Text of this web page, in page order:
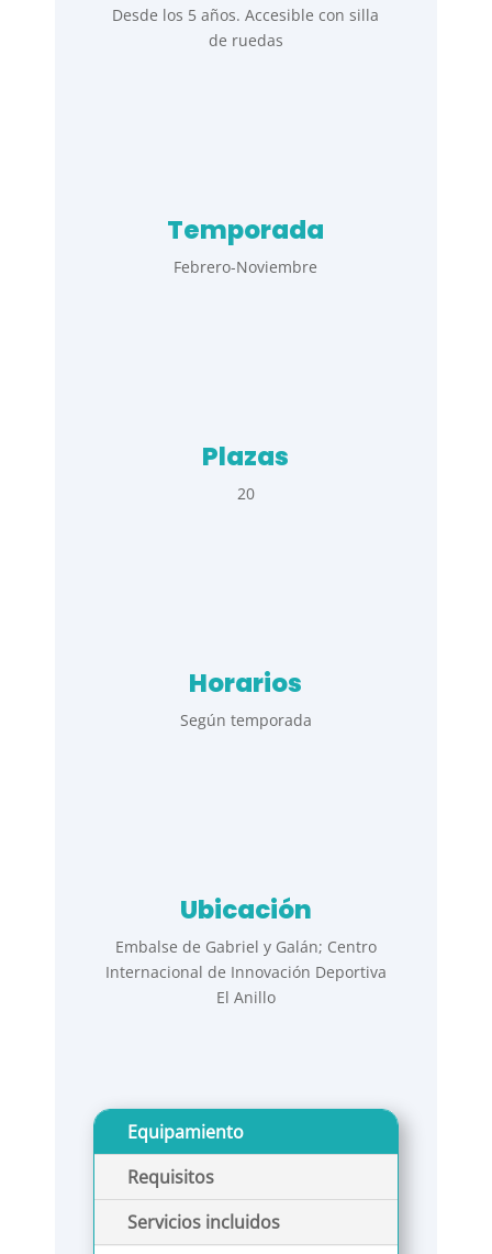
Desde los 5 años. Accesible con silla
de ruedas
Temporada
Febrero-Noviembre
Plazas
20
Horarios
Según temporada
Ubicación
Embalse de Gabriel y Galán; Centro
Internacional de Innovación Deportiva
El Anillo
Equipamiento
Requisitos
Servicios incluidos